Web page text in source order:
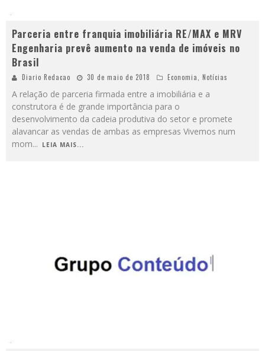
Parceria entre franquia imobiliária RE/MAX e MRV
Engenharia prevê aumento na venda de imóveis no
Brasil
Diario Redacao 30 de maio de 2018 Economia, Notícias
A relação de parceria firmada entre a imobiliária e a
construtora é de grande importância para o
desenvolvimento da cadeia produtiva do setor e promete
alavancar as vendas de ambas as empresas Vivemos num
mom... LEIA MAIS...